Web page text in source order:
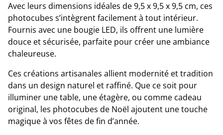
Avec leurs dimensions idéales de 9,5 x 9,5 x 9,5 cm, ces
photocubes s’intègrent facilement à tout intérieur.
Fournis avec une bougie LED, ils offrent une lumière
douce et sécurisée, parfaite pour créer une ambiance
chaleureuse.
Ces créations artisanales allient modernité et tradition
dans un design naturel et raffiné. Que ce soit pour
illuminer une table, une étagère, ou comme cadeau
original, les photocubes de Noël ajoutent une touche
magique à vos fêtes de fin d’année.